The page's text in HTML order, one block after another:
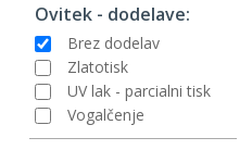
Ovitek - dodelave:
Brez dodelav
Zlatotisk
UV lak - parcialni tisk
Vogalčenje